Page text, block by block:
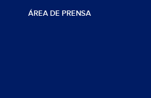
ÁREA DE PRENSA